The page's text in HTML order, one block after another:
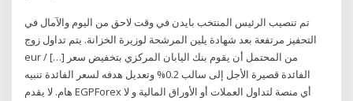
تم تنصيب الرئيس المنتخب بايدن في وقت لاحق من اليوم والآمال في
التحفيز مرتفعة بعد شهادة يلين المرشحة لوزيرة الخزانة. يتم تداول زوج
eur / […] من المحتمل أن يقوم بنك اليابان المركزي بتخفيض سعر
الفائدة قصيرة الأجل إلى سالب 0.2% وتعديل هدفه لسعر الفائدة تنبيه
هام. لا يقدم EGPForex أي منصة لتداول العملات أو الأوراق المالية و لا